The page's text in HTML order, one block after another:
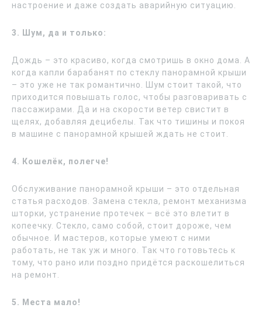
настроение и даже создать аварийную ситуацию.
3. Шум, да и только:
Дождь – это красиво, когда смотришь в окно дома. А
когда капли барабанят по стеклу панорамной крыши
– это уже не так романтично. Шум стоит такой, что
приходится повышать голос, чтобы разговаривать с
пассажирами. Да и на скорости ветер свистит в
щелях, добавляя децибелы. Так что тишины и покоя
в машине с панорамной крышей ждать не стоит.
4. Кошелёк, полегче!
Обслуживание панорамной крыши – это отдельная
статья расходов. Замена стекла, ремонт механизма
шторки, устранение протечек – всё это влетит в
копеечку. Стекло, само собой, стоит дороже, чем
обычное. И мастеров, которые умеют с ними
работать, не так уж и много. Так что готовьтесь к
тому, что рано или поздно придётся раскошелиться
на ремонт.
5. Места мало!